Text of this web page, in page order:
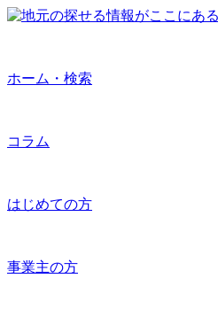
ホーム・検索
コラム
はじめての方
事業主の方